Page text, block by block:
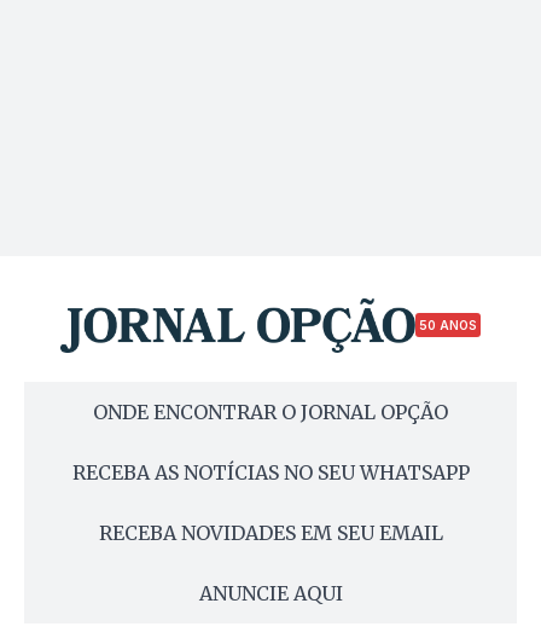
50 ANOS
ONDE ENCONTRAR O JORNAL OPÇÃO
RECEBA AS NOTÍCIAS NO SEU WHATSAPP
RECEBA NOVIDADES EM SEU EMAIL
ANUNCIE AQUI